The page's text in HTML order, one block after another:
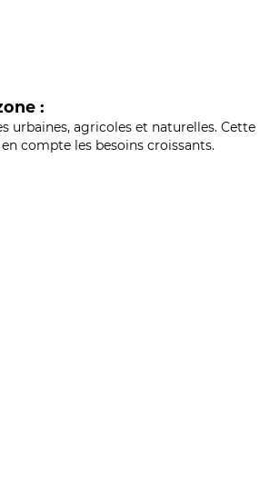
:
urbaines, agricoles et naturelles. Cette
compte les besoins croissants.